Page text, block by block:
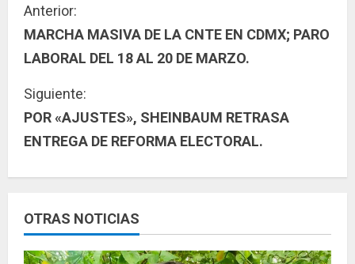
S
i
g
u
e
l
e
y
Anterior:
MARCHA MASIVA DE LA CNTE EN CDMX; PARO
LABORAL DEL 18 AL 20 DE MARZO.
Siguiente:
POR «AJUSTES», SHEINBAUM RETRASA
ENTREGA DE REFORMA ELECTORAL.
OTRAS NOTICIAS